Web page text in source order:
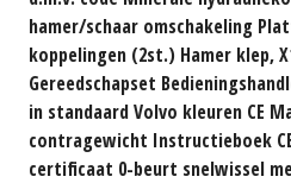
hamer/schaar omschakeling
koppelingen (2st.) Hamer klep,
Gereedschapset
in standaard Volvo kleuren CE
contragewicht Instructieboek
certificaat 0-beurt snelwissel